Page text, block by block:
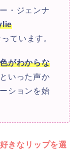
・ジェンナ
ています。
がわからな
といった声か
ションを始
きなリップを選